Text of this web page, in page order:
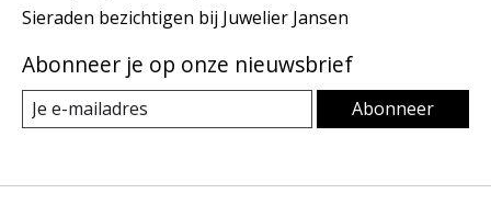
Sieraden bezichtigen bij Juwelier Jansen
Abonneer je op onze nieuwsbrief
Abonneer